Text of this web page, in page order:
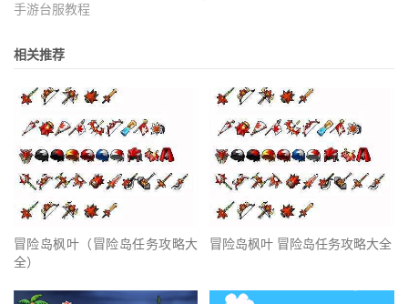
手游台服教程
相关推荐
冒险岛枫叶（冒险岛任务攻略大
全）
冒险岛枫叶 冒险岛任务攻略大全